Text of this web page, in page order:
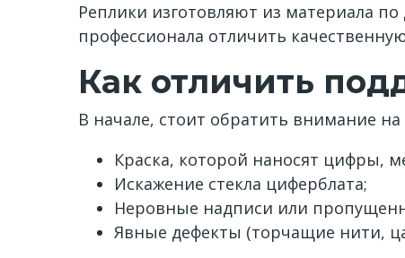
Реплики изготовляют из материала
профессионала отличить
Как отличить
В начале, стоит обратить внимание
Краска, которой наносят цифры,
Искажение стекла циферблата;
Неровные надписи или
Явные дефекты (торчащие нити,